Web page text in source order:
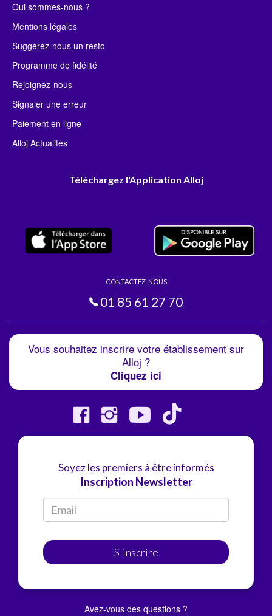
Qui sommes-nous ?
Mentions légales
Suggérez-nous un resto
Programme de fidélité
Rejoignez-nous
Signaler une erreur
Paiement en ligne
Alloj Actualités
Téléchargez l'Application Alloj
CONTACTEZ-NOUS
01 85 61 27 70
Vous souhaitez inscrire votre établissement sur
Alloj ?
Cliquez ici
Soyez les premiers à être informés
Inscription Newsletter
S'inscrire
Avez-vous des questions ?